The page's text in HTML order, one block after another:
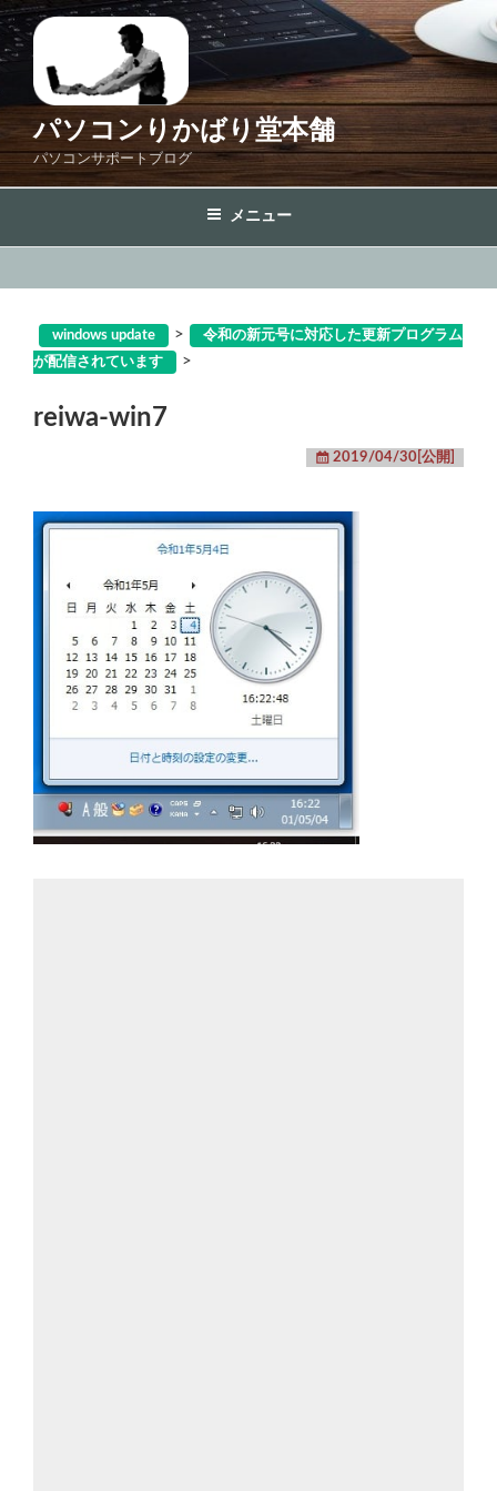
コ
ン
テ
ス
プ
パソコンりかばり堂本舗
パソコンサポートブログ
メニュー
windows update >
令和の新元号に対応した更新プログラム
が配信されています
>
reiwa-win7
2019/04/30[公開]